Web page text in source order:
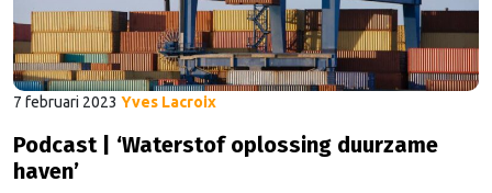
7 februari 2023 Yves Lacroix
Podcast | ‘Waterstof oplossing duurzame
haven’